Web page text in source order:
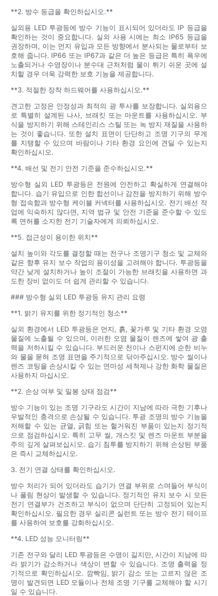
**2. 방수 등급을 확인하십시오.**
실외용 LED 투광등에 방수 기능이 표시되어 있더라도 IP 등급을
확인하는 것이 중요합니다. 실외 사용 시에는 최소 IP65 등급을
권장하며, 이는 먼지 유입과 모든 방향에서 분사되는 물로부터 보
호해 줍니다. IP66 또는 IP67과 같은 더 높은 등급은 특히 폭우에
노출되거나 수영장이나 분수대 근처처럼 물이 튀기 쉬운 곳에 설
치할 경우 더욱 강력한 보호 기능을 제공합니다.
**3. 적절한 장착 하드웨어를 사용하십시오.**
견고한 고정은 안정성과 최적의 광 투사를 보장합니다. 실외용으
로 특별히 설계된 나사, 브래킷 또는 마운트를 사용하십시오. 부
식을 방지하기 위해 스테인리스 스틸 또는 녹 방지 재질을 사용하
는 것이 좋습니다. 또한 설치 표면이 단단하고 조명 기구의 무게
를 지탱할 수 있으며 바람이나 기타 환경 요인에 견딜 수 있는지
확인하십시오.
**4. 배선 및 전기 안전 기준을 준수하십시오.**
방수형 실외 LED 투광등은 전원에 안전하고 확실하게 연결해야
합니다. 습기 유입으로 인한 합선이나 감전을 방지하기 위해 방수
형 접속함과 방수형 케이블 커넥터를 사용하십시오. 전기 배선 작
업에 익숙하지 않다면, 지역 법규 및 안전 기준을 준수할 수 있도
록 면허를 소지한 전기 기술자에게 의뢰하십시오.
**5. 접근성이 용이한 위치**
설치 높이와 각도를 결정할 때는 전구나 조명기구 청소 및 교체와
같은 향후 유지 보수 작업의 용이성을 고려해야 합니다. 투광등을
약간 낮게 설치하거나 높이 조절이 가능한 브래킷을 사용하면 과
도한 장비 없이도 더 쉽게 관리할 수 있습니다.
### 방수형 실외 LED 투광등 유지 관리 요령
**1. 밝기 유지를 위한 정기적인 청소**
실외 환경에서 LED 투광등은 먼지, 흙, 꽃가루 및 기타 환경 오염
물질에 노출될 수 있으며, 이러한 오염 물질이 렌즈에 쌓여 광 출
력을 저하시킬 수 있습니다. 부드러운 천이나 스펀지에 순한 비누
와 물을 묻혀 조명 표면을 주기적으로 닦아주십시오. 방수 씰이나
렌즈 코팅을 손상시킬 수 있는 연마성 세척제나 강한 화학 물질은
사용하지 마십시오.
**2. 손상 여부 및 밀봉 상태 점검**
방수 기능이 있는 조명 기구라도 시간이 지남에 따라 극한 기후나
우발적인 충격으로 손상될 수 있습니다. 투광 조명의 방수 기능을
저해할 수 있는 균열, 긁힘 또는 헐거워진 부품이 있는지 정기적
으로 점검하십시오. 특히 고무 씰, 개스킷 및 렌즈 마운트 부분을
주의 깊게 살펴보십시오. 습기 침투를 방지하기 위해 손상된 부품
은 즉시 교체하십시오.
3. 전기 연결 상태를 확인하십시오.
방수 처리가 되어 있더라도 습기가 연결 부위로 스며들어 부식이
나 풀림 현상이 발생할 수 있습니다. 정기적인 유지 보수 시 모든
전기 연결부가 건조하고 부식이 없으며 단단히 고정되어 있는지
확인하십시오. 필요한 경우 실리콘 실런트 또는 방수 전기 테이프
를 사용하여 보호를 강화하십시오.
**4. LED 성능 모니터링**
기존 전구와 달리 LED 투광등은 수명이 길지만, 시간이 지남에 따
라 밝기가 감소하거나 색상이 변할 수 있습니다. 조명 출력을 정
기적으로 확인하십시오. 깜빡임, 밝기 감소 또는 고르지 않은 조
명이 발견되면 LED 모듈이나 전체 조명 기구를 교체해야 할 시기
일 수 있습니다.